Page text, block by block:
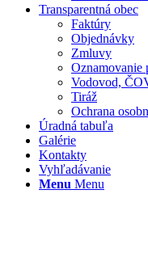
Transparentná obec
Faktúry
Objednávky
Zmluvy
Oznamovanie
Vodovod,
Tiráž
Ochrana
Úradná tabuľa
Galérie
Kontakty
Vyhľadávanie
Menu Menu